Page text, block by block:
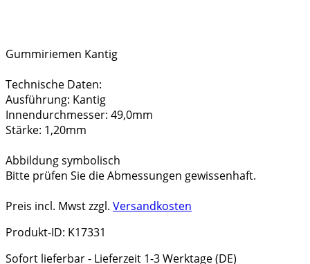
Gummiriemen Kantig
Technische Daten:
Ausführung: Kantig
Innendurchmesser: 49,0mm
Stärke: 1,20mm
Abbildung symbolisch
Bitte prüfen Sie die Abmessungen gewissenhaft.
Preis incl. Mwst zzgl. Versandkosten
Produkt-ID: K17331
Sofort lieferbar - Lieferzeit 1-3 Werktage (DE)